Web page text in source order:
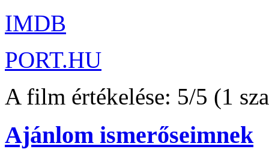
IMDB
PORT.HU
A film értékelése: 5/5 (1
Ajánlom ismerőseimnek